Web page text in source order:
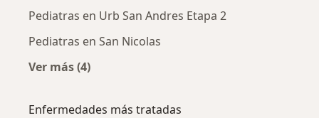
Pediatras en Urb San Andres Etapa 2
Pediatras en San Nicolas
Ver más (4)
Enfermedades más tratadas